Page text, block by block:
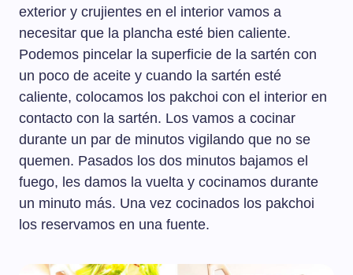
exterior y crujientes en el interior vamos a
necesitar que la plancha esté bien caliente.
Podemos pincelar la superficie de la sartén con
un poco de aceite y cuando la sartén esté
caliente, colocamos los pakchoi con el interior en
contacto con la sartén. Los vamos a cocinar
durante un par de minutos vigilando que no se
quemen. Pasados los dos minutos bajamos el
fuego, les damos la vuelta y cocinamos durante
un minuto más. Una vez cocinados los pakchoi
los reservamos en una fuente.